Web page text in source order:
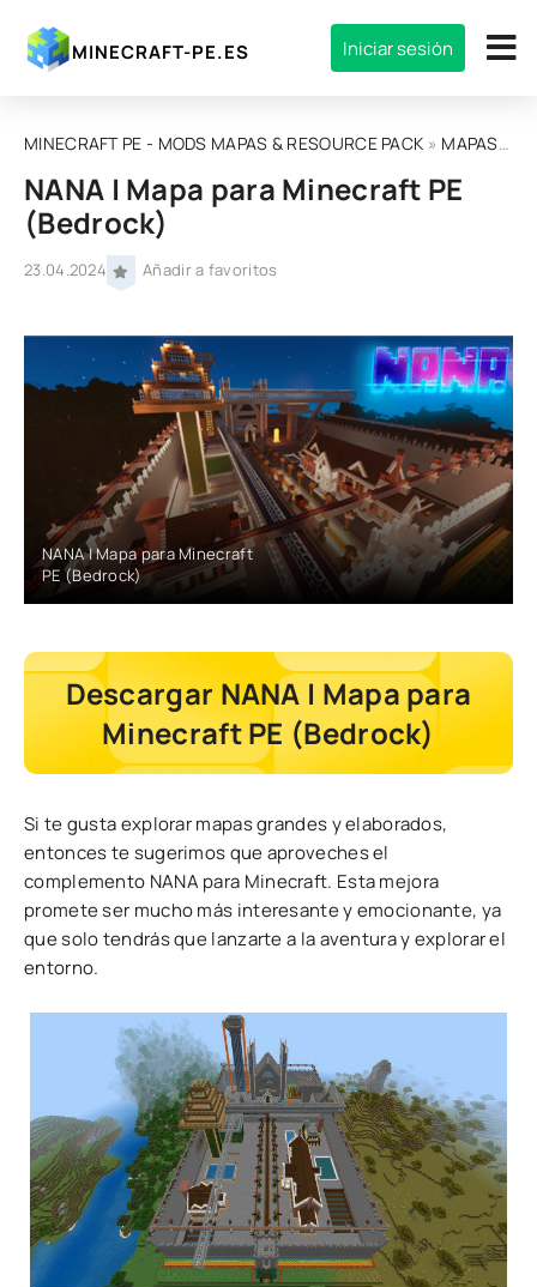
MINECRAFT-PE.ES Iniciar sesión
MINECRAFT PE - MODS MAPAS & RESOURCE PACK » MAPAS»
NANA | Mapa para Minecraft PE
(Bedrock)
23.04.2024 Añadir a favoritos
NANA | Mapa para Minecraft
PE (Bedrock)
Descargar NANA | Mapa para
Minecraft PE (Bedrock)
Si te gusta explorar mapas grandes y elaborados,
entonces te sugerimos que aproveches el
complemento NANA para Minecraft. Esta mejora
promete ser mucho más interesante y emocionante, ya
que solo tendrás que lanzarte a la aventura y explorar el
entorno.